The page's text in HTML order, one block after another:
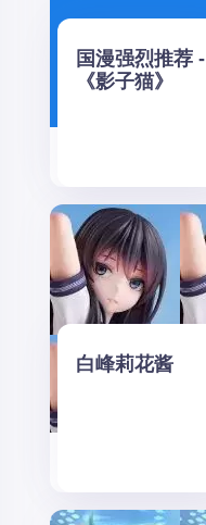
国漫强烈推荐 -
《影子猫》
白峰莉花酱